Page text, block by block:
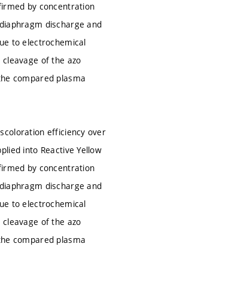
by concentration
discharge and
to electrochemical
of the azo
compared plasma
efficiency over
into Reactive Yellow
by concentration
discharge and
to electrochemical
of the azo
compared plasma